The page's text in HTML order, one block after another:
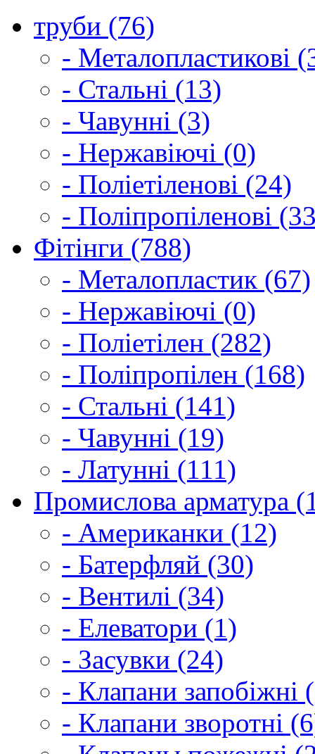
труби (76)
- Металопластикові
- Стальні (13)
- Чавунні (3)
- Нержавіючі (0)
- Поліетіленові (24)
- Поліпропіленові
Фітінги (788)
- Металопластик (67)
- Нержавіючі (0)
- Поліетілен (282)
- Поліпропілен (168)
- Стальні (141)
- Чавунні (19)
- Латунні (111)
Промислова арматура
- Американки (12)
- Батерфляй (30)
- Вентилі (34)
- Елеватори (1)
- Засувки (24)
- Клапани запобіжні
- Клапани зворотні